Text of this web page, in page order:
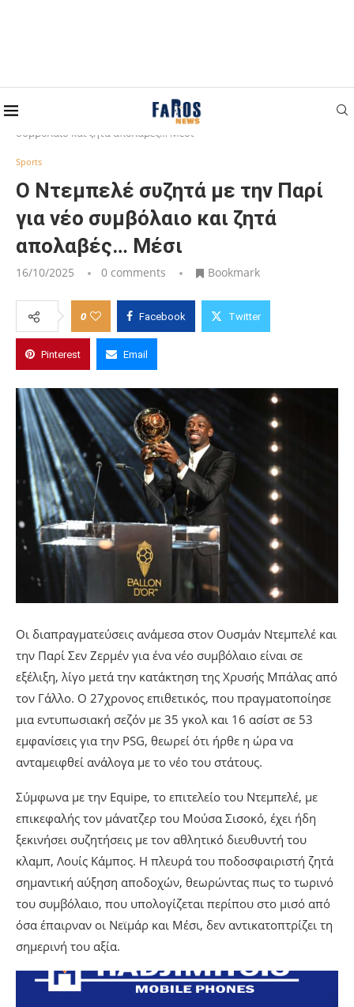
Home
Ο Ντεμπελέ συζητά με την Παρί για νέο
συμβόλαιο και ζητά απολαβές… Μέσι
Sports
Ο Ντεμπελέ συζητά με την Παρί
για νέο συμβόλαιο και ζητά
απολαβές… Μέσι
16/10/2025 0 comments Bookmark
0 Facebook Twitter
Pinterest Email
Οι διαπραγματεύσεις ανάμεσα στον Ουσμάν Ντεμπελέ και
την Παρί Σεν Ζερμέν για ένα νέο συμβόλαιο είναι σε
εξέλιξη, λίγο μετά την κατάκτηση της Χρυσής Μπάλας από
τον Γάλλο. Ο 27χρονος επιθετικός, που πραγματοποίησε
μια εντυπωσιακή σεζόν με 35 γκολ και 16 ασίστ σε 53
εμφανίσεις για την PSG, θεωρεί ότι ήρθε η ώρα να
ανταμειφθεί ανάλογα με το νέο του στάτους.
Σύμφωνα με την Equipe, το επιτελείο του Ντεμπελέ, με
επικεφαλής τον μάνατζερ του Μούσα Σισοκό, έχει ήδη
ξεκινήσει συζητήσεις με τον αθλητικό διευθυντή του
κλαμπ, Λουίς Κάμπος. Η πλευρά του ποδοσφαιριστή ζητά
σημαντική αύξηση αποδοχών, θεωρώντας πως το τωρινό
του συμβόλαιο, που υπολογίζεται περίπου στο μισό από
όσα έπαιρναν οι Νεϊμάρ και Μέσι, δεν αντικατοπτρίζει τη
σημερινή του αξία.